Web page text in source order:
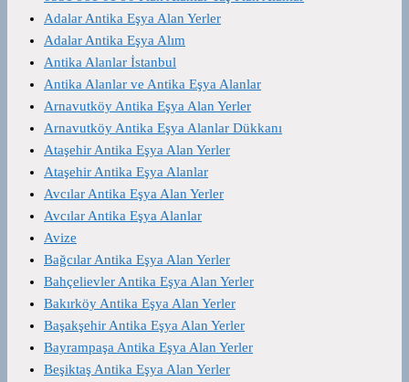
Adalar Antika Eşya Alan Yerler
Adalar Antika Eşya Alım
Antika Alanlar İstanbul
Antika Alanlar ve Antika Eşya Alanlar
Arnavutköy Antika Eşya Alan Yerler
Arnavutköy Antika Eşya Alanlar Dükkanı
Ataşehir Antika Eşya Alan Yerler
Ataşehir Antika Eşya Alanlar
Avcılar Antika Eşya Alan Yerler
Avcılar Antika Eşya Alanlar
Avize
Bağcılar Antika Eşya Alan Yerler
Bahçelievler Antika Eşya Alan Yerler
Bakırköy Antika Eşya Alan Yerler
Başakşehir Antika Eşya Alan Yerler
Bayrampaşa Antika Eşya Alan Yerler
Beşiktaş Antika Eşya Alan Yerler